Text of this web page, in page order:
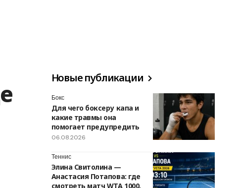
Новые публикации
Бокс
Для чего боксеру капа и
какие травмы она
помогает предупредить
06.08.2026
Теннис
Элина Свитолина —
Анастасия Потапова: где
смотреть матч WTA 1000,